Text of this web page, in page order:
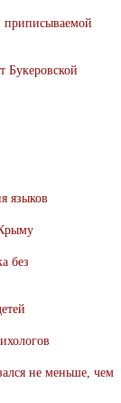
приписываемой
Букеровской
языков
без
не меньше, чем